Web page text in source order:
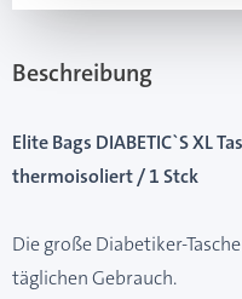
Beschreibung
Elite Bags DIABETIC`S XL
thermoisoliert / 1 Stck
Die große Diabetiker-
täglichen Gebrauch.